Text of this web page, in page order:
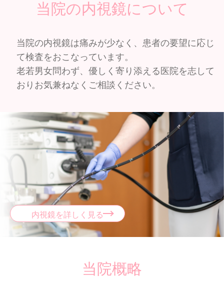
当院の内視鏡について
当院の内視鏡は痛みが少なく、患者の要望に応じ
て検査をおこなっています。
老若男女問わず、優しく寄り添える医院を志して
おりお気兼ねなくご相談ください。
内視鏡を詳しく見る
当院概略